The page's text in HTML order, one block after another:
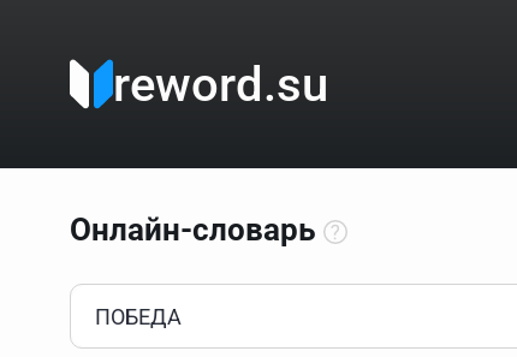
reword.su
Онлайн-словарь
Как пользоваться онлайн-словарём?